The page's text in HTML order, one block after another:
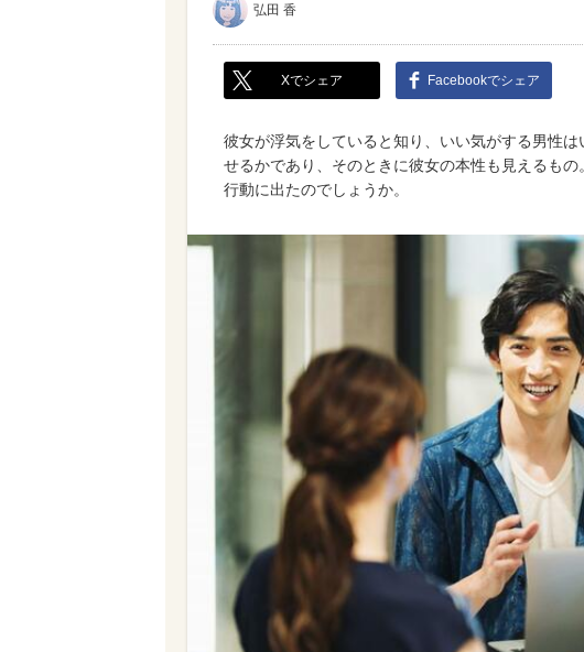
弘田 香
Xでシェア Facebookでシェア
彼女が浮気をしていると知り、いい気がする男性
せるかであり、そのときに彼女の本性も見えるも
行動に出たのでしょうか。